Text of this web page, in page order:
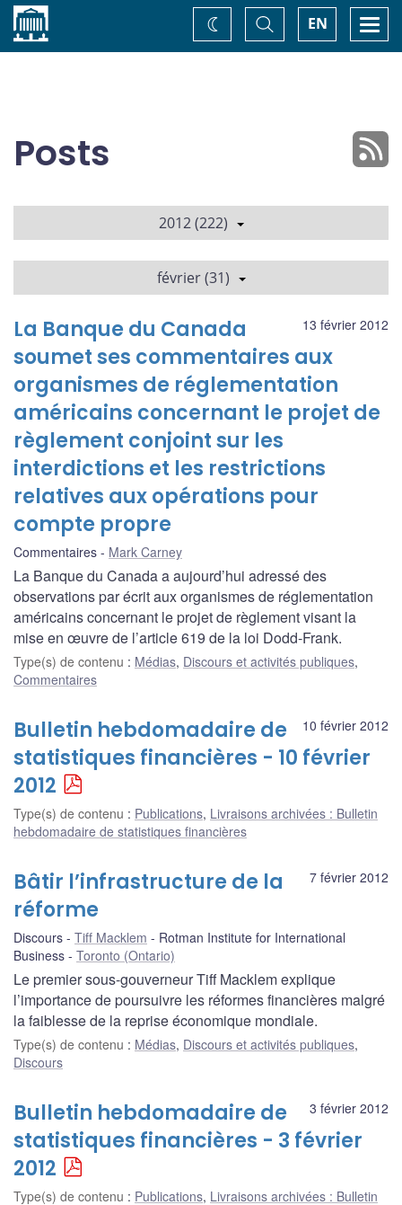
Accueil EN
Basculer
la
recherche
Changez
de
Posts
2012 (222)
février (31)
13 février 2012
La Banque du Canada
soumet ses commentaires aux
organismes de réglementation
américains concernant le projet de
règlement conjoint sur les
interdictions et les restrictions
relatives aux opérations pour
compte propre
Commentaires Mark Carney
La Banque du Canada a aujourd’hui adressé des
observations par écrit aux organismes de réglementation
américains concernant le projet de règlement visant la
mise en œuvre de l’article 619 de la loi Dodd-Frank.
Type(s) de contenu : Médias, Discours et activités publiques,
Commentaires
10 février 2012
Bulletin hebdomadaire de
statistiques financières - 10 février
2012
Type(s) de contenu : Publications, Livraisons archivées : Bulletin
hebdomadaire de statistiques financières
7 février 2012
Bâtir l’infrastructure de la
réforme
Discours Tiff Macklem
Rotman Institute for International
Business
Toronto (Ontario)
Le premier sous-gouverneur Tiff Macklem explique
l’importance de poursuivre les réformes financières malgré
la faiblesse de la reprise économique mondiale.
Type(s) de contenu : Médias, Discours et activités publiques,
Discours
3 février 2012
Bulletin hebdomadaire de
statistiques financières - 3 février
2012
Type(s) de contenu : Publications, Livraisons archivées : Bulletin